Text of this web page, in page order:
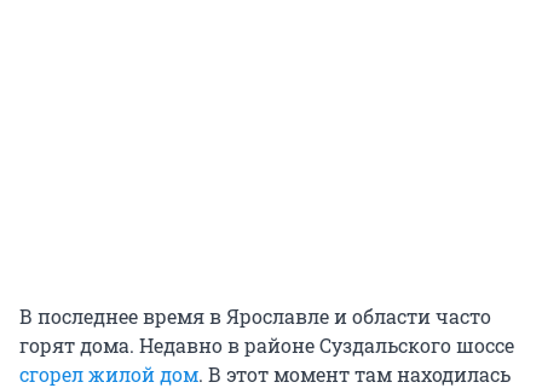
В последнее время в Ярославле и области часто
горят дома. Недавно в районе Суздальского шоссе
сгорел жилой дом. В этот момент там находилась